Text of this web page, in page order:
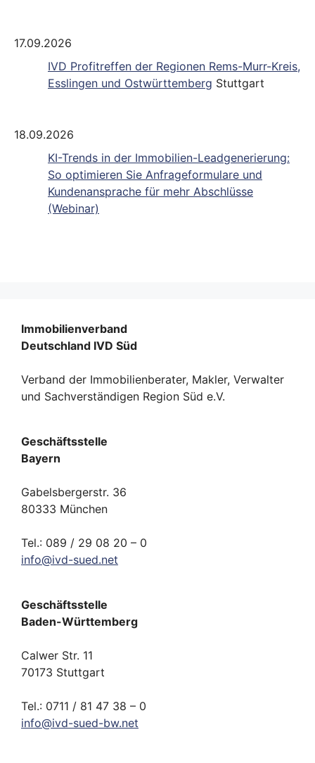
17.09.2026
IVD Profitreffen der Regionen Rems-Murr-Kreis,
Esslingen und Ostwürttemberg Stuttgart
18.09.2026
KI-Trends in der Immobilien-Leadgenerierung:
So optimieren Sie Anfrageformulare und
Kundenansprache für mehr Abschlüsse
(Webinar)
Immobilienverband
Deutschland IVD Süd
Verband der Immobilienberater, Makler, Verwalter
und Sachverständigen Region Süd e.V.
Geschäftsstelle
Bayern
Gabelsbergerstr. 36
80333 München
Tel.: 089 / 29 08 20 – 0
info@ivd-sued.net
Geschäftsstelle
Baden-Württemberg
Calwer Str. 11
70173 Stuttgart
Tel.: 0711 / 81 47 38 – 0
info@ivd-sued-bw.net